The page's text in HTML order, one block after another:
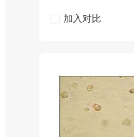
加入对比